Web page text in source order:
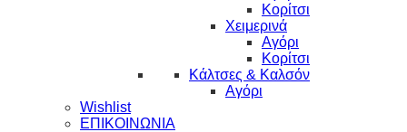
Κορίτσι
Χειμερινά
Αγόρι
Κορίτσι
Κάλτσες & Καλσόν
Αγόρι
Wishlist
ΕΠΙΚΟΙΝΩΝΙΑ